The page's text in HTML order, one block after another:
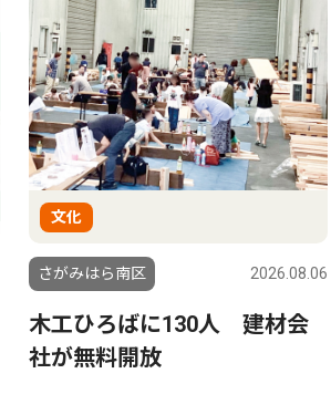
文化
さがみはら南区 2026.08.06
木工ひろばに130人 建材会
社が無料開放